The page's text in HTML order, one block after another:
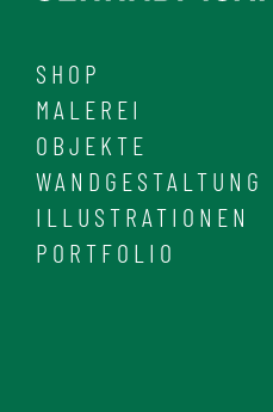
SHOP
MALEREI
OBJEKTE
WANDGESTALTUNG
ILLUSTRATIONEN
PORTFOLIO